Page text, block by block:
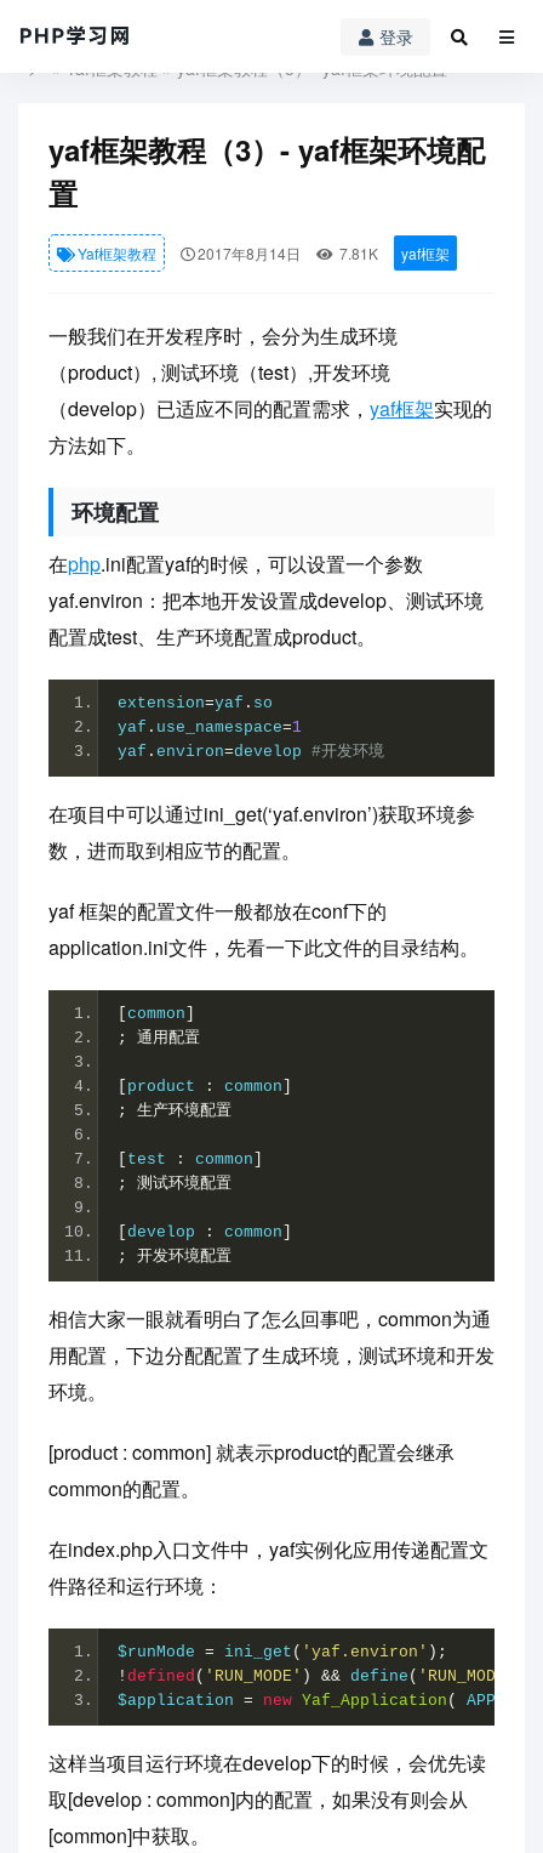
登录
PHP学习网
» Yaf框架教程 » yaf框架教程（3）- yaf框架环境配置
yaf框架教程（3）- yaf框架环境配
置
Yaf框架教程 2017年8月14日 7.81K yaf框架
一般我们在开发程序时，会分为生成环境
（product）, 测试环境（test）,开发环境
（develop）已适应不同的配置需求， yaf框架实现的
方法如下。
环境配置
在php.ini配置yaf的时候，可以设置一个参数
yaf.environ：把本地开发设置成develop、测试环境
配置成test、生产环境配置成product。
extension=yaf . so
yaf . use_namespace=1
yaf . environ=develop #开发环境
在项目中可以通过ini_get(‘yaf.environ’)获取环境参
数，进而取到相应节的配置。
yaf 框架的配置文件一般都放在conf下的
application.ini文件，先看一下此文件的目录结构。
common
;
通用配置
product : common
;
生产环境配置
test : common
;
测试环境配置
develop : common
;
开发环境配置
相信大家一眼就看明白了怎么回事吧，common为通
用配置，下边分配配置了生成环境，测试环境和开发
环境。
[product : common] 就表示product的配置会继承
common的配置。
在index.php入口文件中，yaf实例化应用传递配置文
件路径和运行环境：
$runMode = ini_get ( 'yaf.environ' );
! defined ( 'RUN_MODE' ) && define ( 'RUN_MODE'
$application = new Yaf_Application (
这样当项目运行环境在develop下的时候，会优先读
取[develop : common]内的配置，如果没有则会从
[common]中获取。